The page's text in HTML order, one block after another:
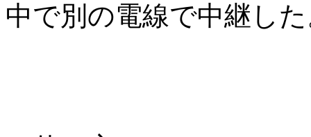
中で別の電線で中継し